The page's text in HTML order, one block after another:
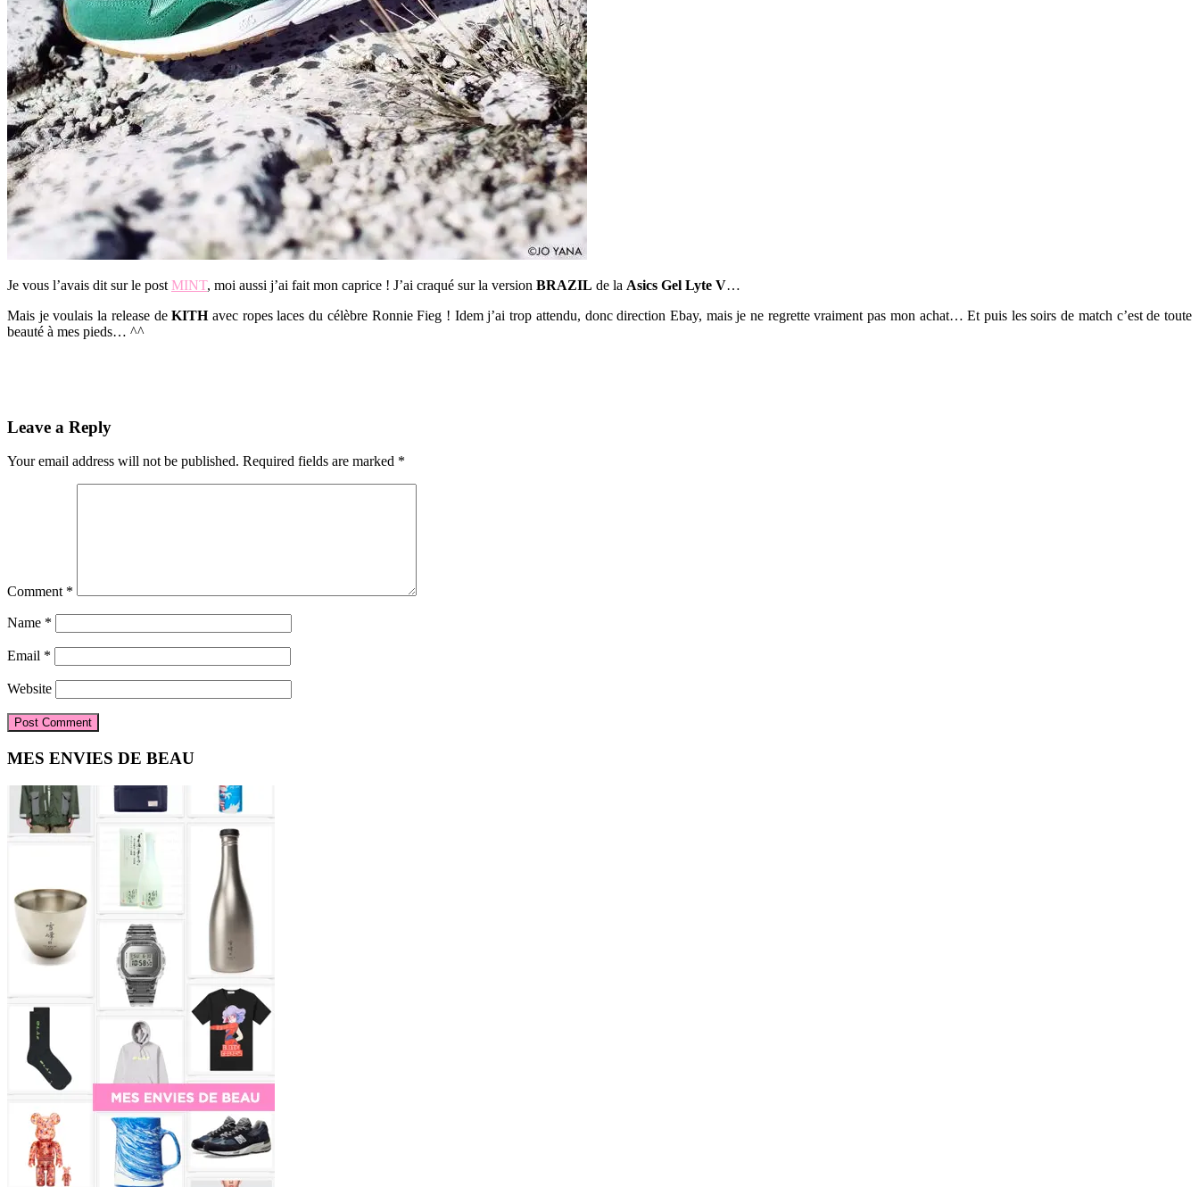
Je vous l’avais dit sur le post MINT, moi aussi j’ai fait mon caprice ! J’ai craqué sur la version BRAZIL de la Asics Gel Lyte V…
Mais je voulais la release deKITHavec ropes laces du célèbre Ronnie Fieg ! Idem j’ai trop attendu, donc direction Ebay, mais je ne regrette vraiment pas mon achat… Et puis les soirs de match c’est de toute
beauté à mes pieds… ^^
Reader
Leave a Reply
Your email address will not be published. Required fields are marked *
Comment *
Name *
Email *
Website
Primary
Sidebar
MES ENVIES DE BEAU